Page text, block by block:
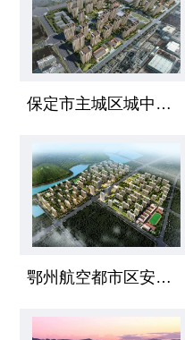
保定市主城区城中村安置区项目
鄂州航空都市区安置小区